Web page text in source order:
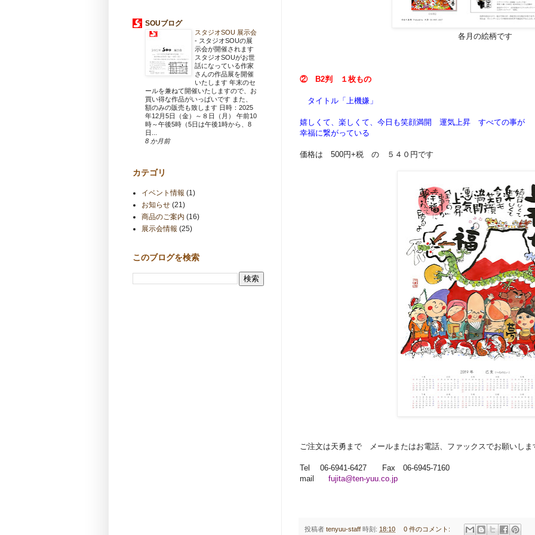
各月の絵柄です
② B2判 １枚もの
タイトル「上機嫌」
嬉しくて、楽しくて、今日も笑顔満開 運気上昇 すべての事が
幸福に繋がっている
価格は 500円+税 の ５４０円です
ご注文は天勇まで メールまたはお電話、ファックスでお願いしま
Tel 06-6941-6427 Fax 06-6945-7160
mail fujita@ten-yuu.co.jp
投稿者 tenyuu-staff 時刻: 18:10 0 件のコメント:
SOUブログ
スタジオSOU 展示会
- スタジオSOUの展
示会が開催されます
スタジオSOUがお世
話になっている作家
さんの作品展を開催
いたします 年末のセ
ールを兼ねて開催いたしますので、お
買い得な作品がいっぱいです また、
額のみの販売も致します 日時：2025
年12月5日（金）～８日（月） 午前10
時～午後5時（5日は午後1時から、8
日...
8 か月前
カテゴリ
イベント情報 (1)
お知らせ (21)
商品のご案内 (16)
展示会情報 (25)
このブログを検索